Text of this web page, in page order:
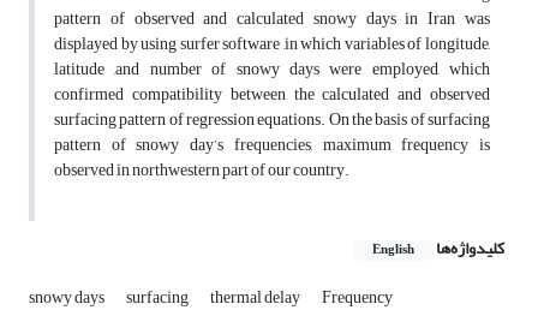
pattern of observed and calculated snowy days in Iran was
displayed by using surfer software ,in which variables of longitude,
latitude ,and number of snowy days were employed, which
confirmed compatibility between the calculated and observed
surfacing pattern of regression equations. On the basis of surfacing
pattern of snowy day’s frequencies, maximum frequency is
observed in northwestern part of our country.
کلیدواژه‌ها English
snowy days surfacing thermal delay Frequency